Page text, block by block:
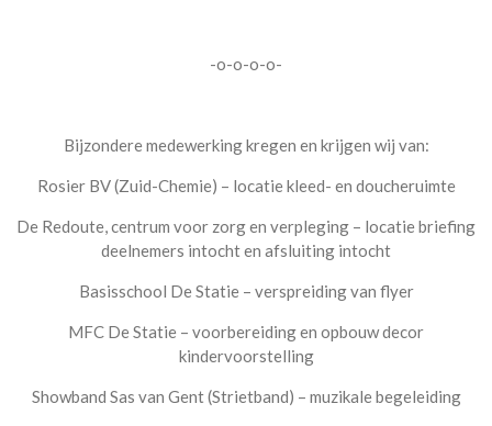
-o-o-o-o-
Bijzondere medewerking kregen en krijgen wij van:
Rosier BV (Zuid-Chemie) – locatie kleed- en doucheruimte
De Redoute, centrum voor zorg en verpleging – locatie briefing
deelnemers intocht en afsluiting intocht
Basisschool De Statie – verspreiding van flyer
MFC De Statie – voorbereiding en opbouw decor
kindervoorstelling
Showband Sas van Gent (Strietband) – muzikale begeleiding